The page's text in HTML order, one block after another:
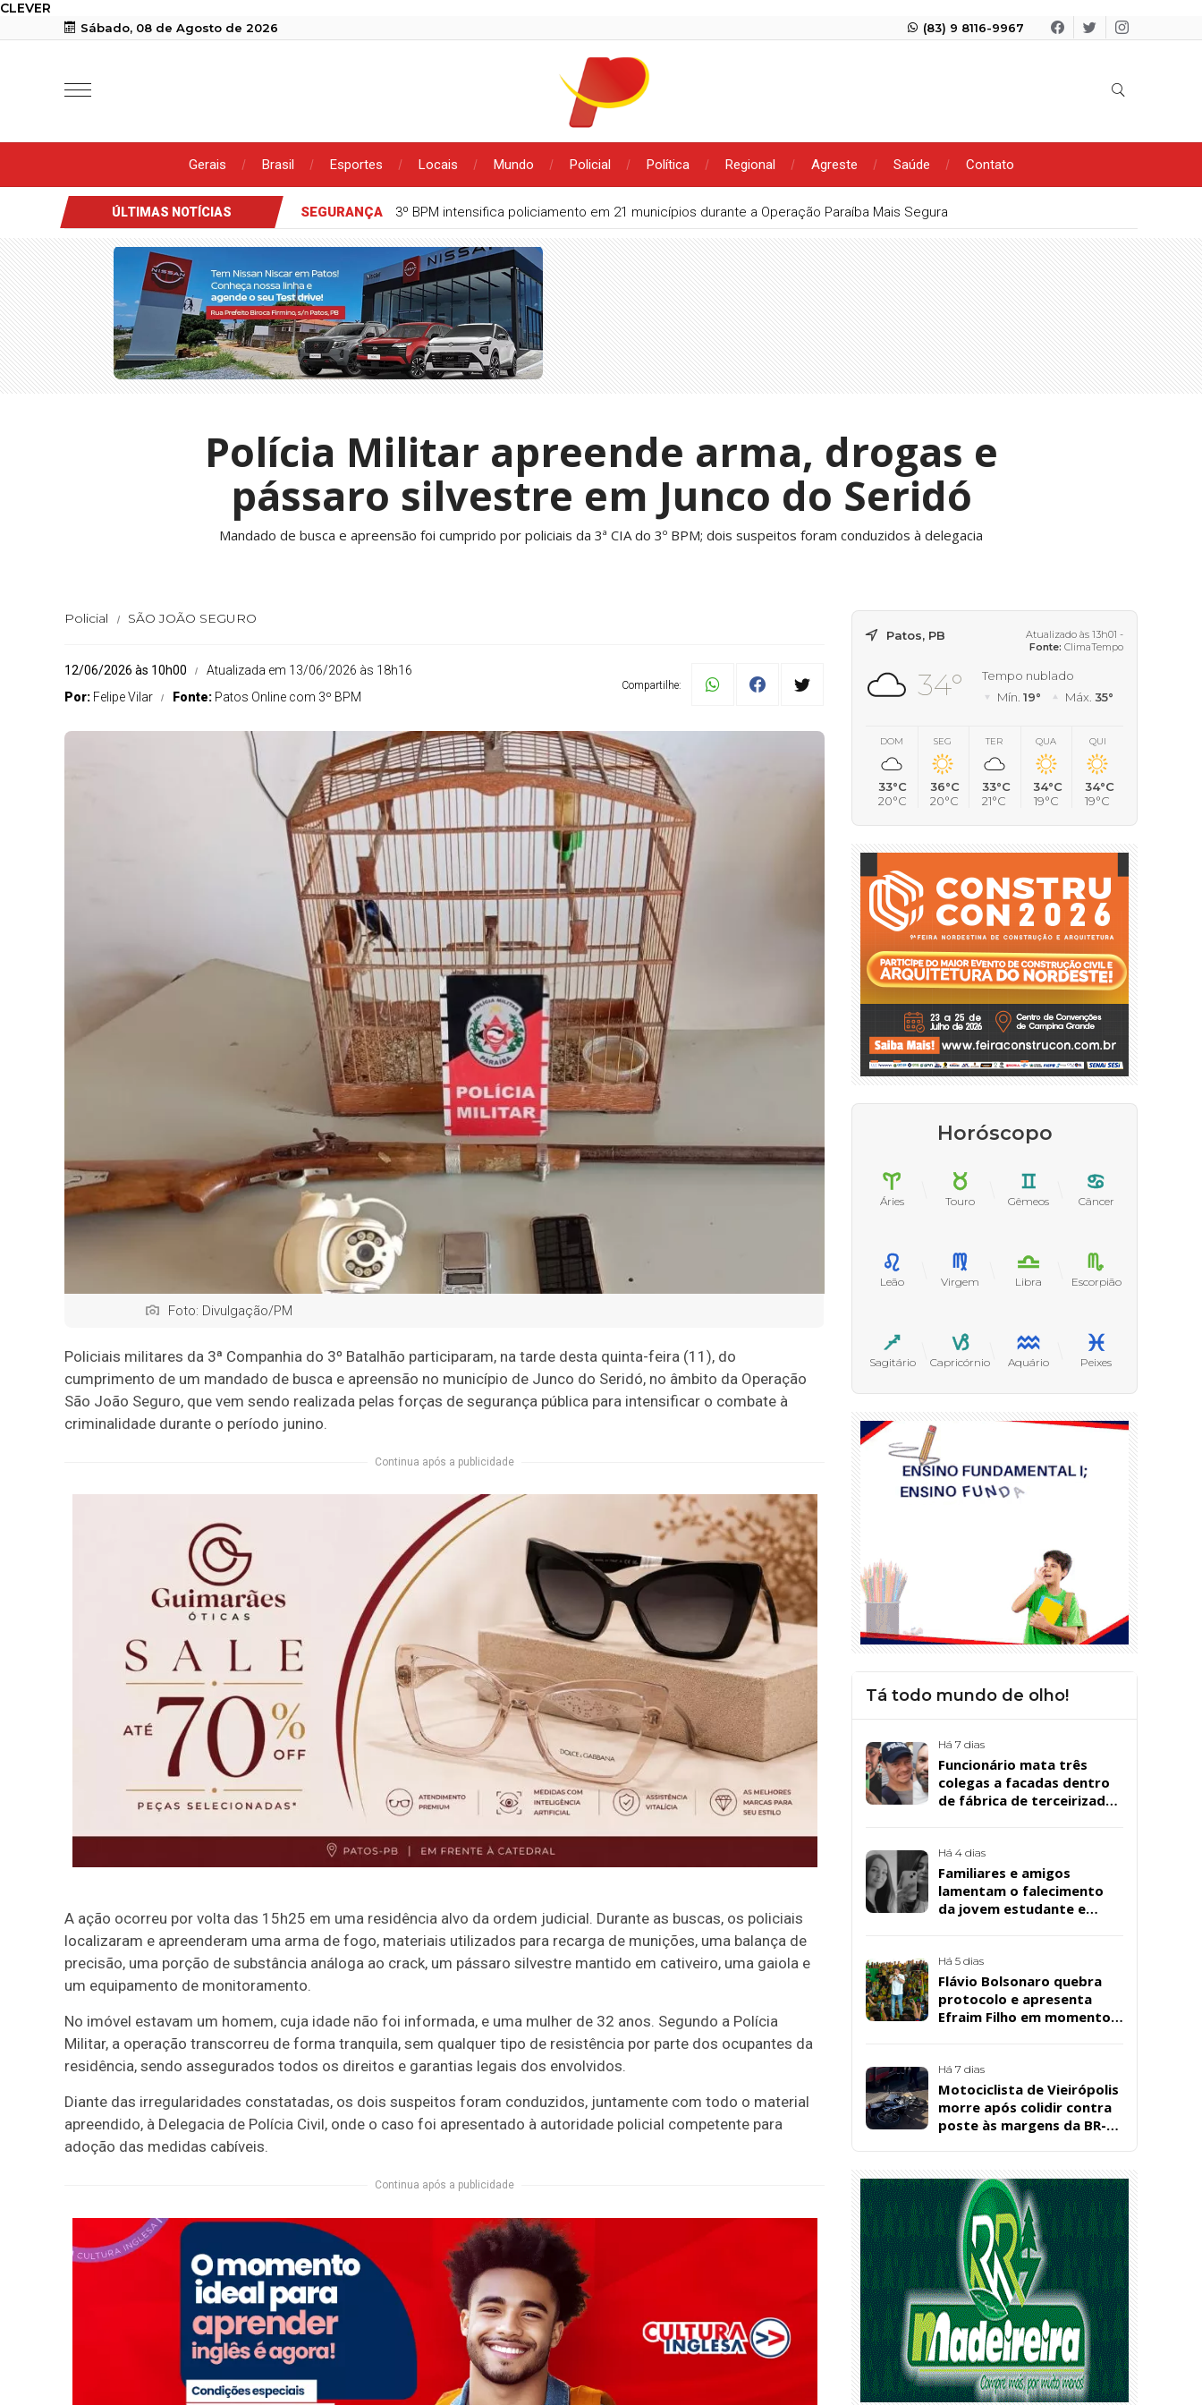
CLEVER
Sábado, 08 de Agosto de 2026 (83) 9 8116-9967
Gerais Brasil Esportes Locais Mundo Policial Política Regional Agreste Saúde Contato
ÚLTIMAS NOTÍCIAS SEGURANÇA 3º BPM intensifica policiamento em 21 municípios durante a Operação Paraíba Mais Segura
Polícia Militar apreende arma, drogas e
pássaro silvestre em Junco do Seridó
Mandado de busca e apreensão foi cumprido por policiais da 3ª CIA do 3º BPM; dois suspeitos foram conduzidos à delegacia
Policial SÃO JOÃO SEGURO
12/06/2026 às 10h00
Atualizada em 13/06/2026 às 18h16
Por: Felipe Vilar Fonte: Patos Online com 3º BPM
Compartilhe:
Foto: Divulgação/PM
Policiais militares da 3ª Companhia do 3º Batalhão participaram, na tarde desta quinta-feira (11), do
cumprimento de um mandado de busca e apreensão no município de Junco do Seridó, no âmbito da Operação
São João Seguro, que vem sendo realizada pelas forças de segurança pública para intensificar o combate à
criminalidade durante o período junino.
Continua após a publicidade
A ação ocorreu por volta das 15h25 em uma residência alvo da ordem judicial. Durante as buscas, os policiais
localizaram e apreenderam uma arma de fogo, materiais utilizados para recarga de munições, uma balança de
precisão, uma porção de substância análoga ao crack, um pássaro silvestre mantido em cativeiro, uma gaiola e
um equipamento de monitoramento.
No imóvel estavam um homem, cuja idade não foi informada, e uma mulher de 32 anos. Segundo a Polícia
Militar, a operação transcorreu de forma tranquila, sem qualquer tipo de resistência por parte dos ocupantes da
residência, sendo assegurados todos os direitos e garantias legais dos envolvidos.
Diante das irregularidades constatadas, os dois suspeitos foram conduzidos, juntamente com todo o material
apreendido, à Delegacia de Polícia Civil, onde o caso foi apresentado à autoridade policial competente para
adoção das medidas cabíveis.
Continua após a publicidade
Patos, PB
Atualizado às 13h01 -
Fonte: ClimaTempo
34°
Tempo nublado
Mín. 19° Máx. 35°
DOM
33°C
20°C
SEG
36°C
20°C
TER
33°C
21°C
QUA
34°C
19°C
QUI
34°C
19°C
Horóscopo
Áries Touro Gêmeos Câncer
Leão Virgem Libra Escorpião
Sagitário Capricórnio Aquário Peixes
Tá todo mundo de olho!
Há 7 dias
Funcionário mata três
colegas a facadas dentro
de fábrica de terceirizada
Há 4 dias
Familiares e amigos
lamentam o falecimento
da jovem estudante e
Santos, em Patos
Há 5 dias
Flávio Bolsonaro quebra
protocolo e apresenta
Efraim Filho em momento
Há 7 dias
Motociclista de Vieirópolis
morre após colidir contra
poste às margens da BR-